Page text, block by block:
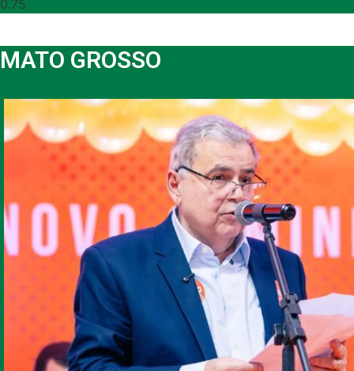
MATO GROSSO